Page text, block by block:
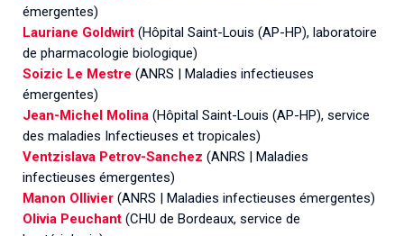
émergentes)
Lauriane Goldwirt (Hôpital Saint-Louis (AP-HP), laboratoire
de pharmacologie biologique)
Soizic Le Mestre (ANRS | Maladies infectieuses
émergentes)
Jean-Michel Molina (Hôpital Saint-Louis (AP-HP), service
des maladies Infectieuses et tropicales)
Ventzislava Petrov-Sanchez (ANRS | Maladies
infectieuses émergentes)
Manon Ollivier (ANRS | Maladies infectieuses émergentes)
Olivia Peuchant (CHU de Bordeaux, service de